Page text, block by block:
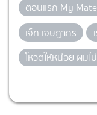
ตอนแรก My
เจ็ท เจษฎากร
โหวตให้หน่อย ผมไ